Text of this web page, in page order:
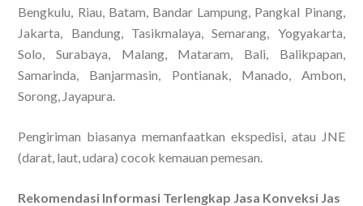
Bengkulu, Riau, Batam, Bandar Lampung, Pangkal Pinang,
Jakarta, Bandung, Tasikmalaya, Semarang, Yogyakarta,
Solo, Surabaya, Malang, Mataram, Bali, Balikpapan,
Samarinda, Banjarmasin, Pontianak, Manado, Ambon,
Sorong, Jayapura.
Pengiriman biasanya memanfaatkan ekspedisi, atau JNE
(darat, laut, udara) cocok kemauan pemesan.
Rekomendasi Informasi Terlengkap Jasa Konveksi Jas